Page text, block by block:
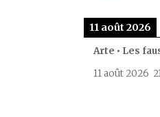
11 août 2026
Arte • Les
11 août 2026